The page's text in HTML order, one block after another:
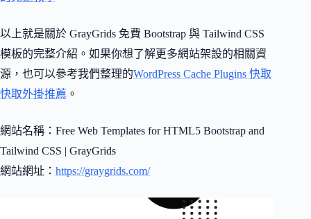
以上就是關於 GrayGrids 免費 Bootstrap 與 Tailwind CSS
模板的完整介紹。如果你想了解更多網站架設的相關資
源，也可以參考我們整理的WordPress Cache Plugins 快取
快取外掛推薦 。
網站名稱：Free Web Templates for HTML5 Bootstrap and
Tailwind CSS | GrayGrids
網站網址： https://graygrids.com/